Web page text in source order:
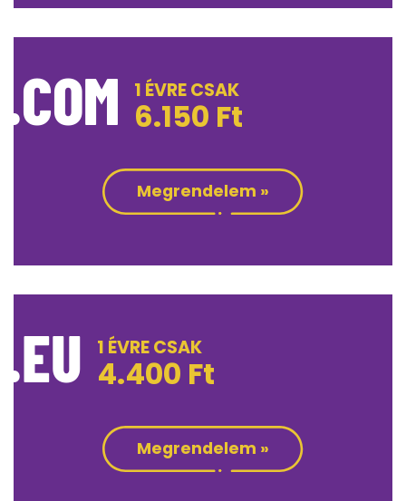
.COM 1 ÉVRE CSAK
6.150 Ft
Megrendelem »
.EU 1 ÉVRE CSAK
4.400 Ft
Megrendelem »